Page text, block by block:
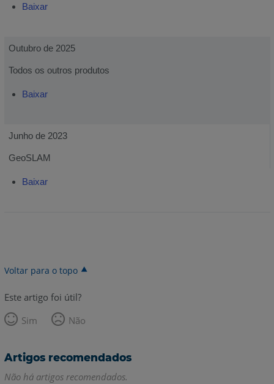
Baixar
Outubro de 2025
Todos os outros produtos
Baixar
Junho de 2023
GeoSLAM
Baixar
Voltar para o topo
Este artigo foi útil?
Sim
Não
Artigos recomendados
Não há artigos recomendados.